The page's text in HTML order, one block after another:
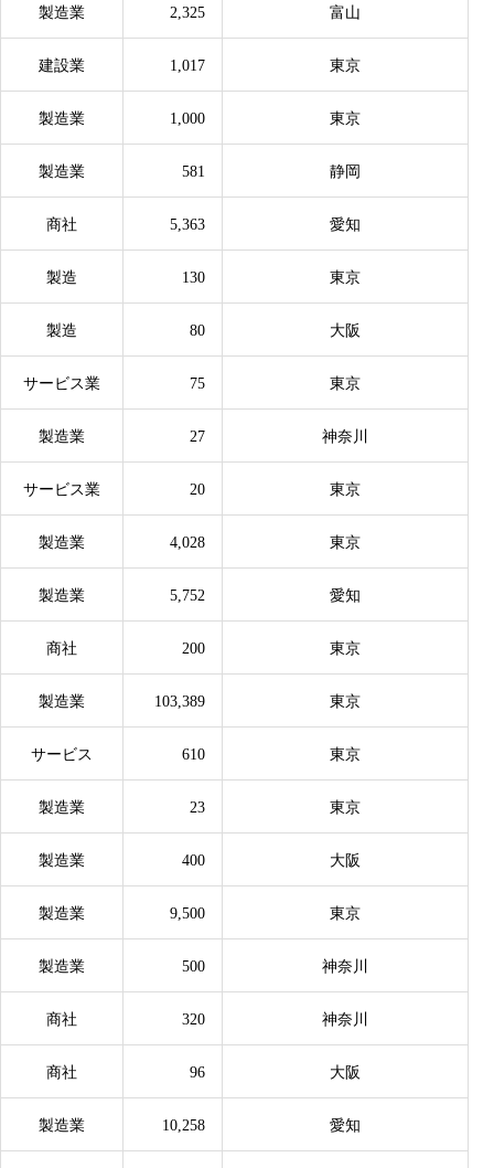
製造業 2,325 富山
建設業 1,017 東京
製造業 1,000 東京
製造業 581 静岡
商社 5,363 愛知
製造 130 東京
製造 80 大阪
サービス業 75 東京
製造業 27 神奈川
サービス業 20 東京
製造業 4,028 東京
製造業 5,752 愛知
商社 200 東京
製造業 103,389 東京
サービス 610 東京
製造業 23 東京
製造業 400 大阪
製造業 9,500 東京
製造業 500 神奈川
商社 320 神奈川
商社 96 大阪
製造業 10,258 愛知